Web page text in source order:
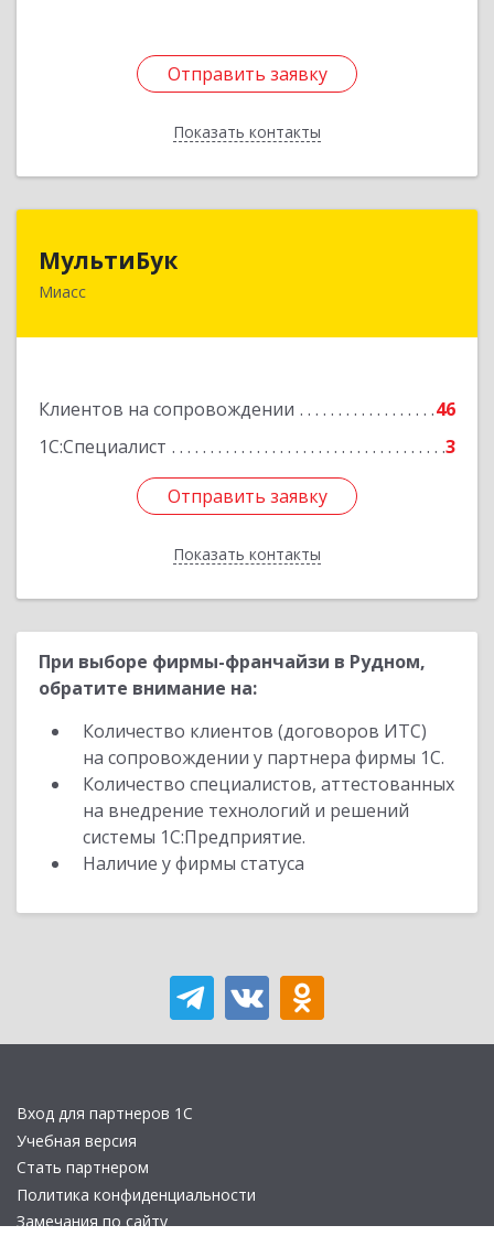
Отправить заявку
Показать контакты
Отправить заявку
Назад
МультиБук
Миасс
Клиентов на сопровождении
46
1С:Специалист
3
Отправить заявку
Показать контакты
456318, Челябинская обл, Миасс г, Жуковского
Отправить заявку
Назад
При выборе фирмы-франчайзи в Рудном,
обратите внимание на:
Количество клиентов (договоров ИТС)
на сопровождении у партнера фирмы 1С.
Количество специалистов, аттестованных
на внедрение технологий и решений
системы 1С:Предприятие.
Наличие у фирмы статуса
Вход для партнеров 1С
Учебная версия
Стать партнером
Политика конфиденциальности
Замечания по сайту